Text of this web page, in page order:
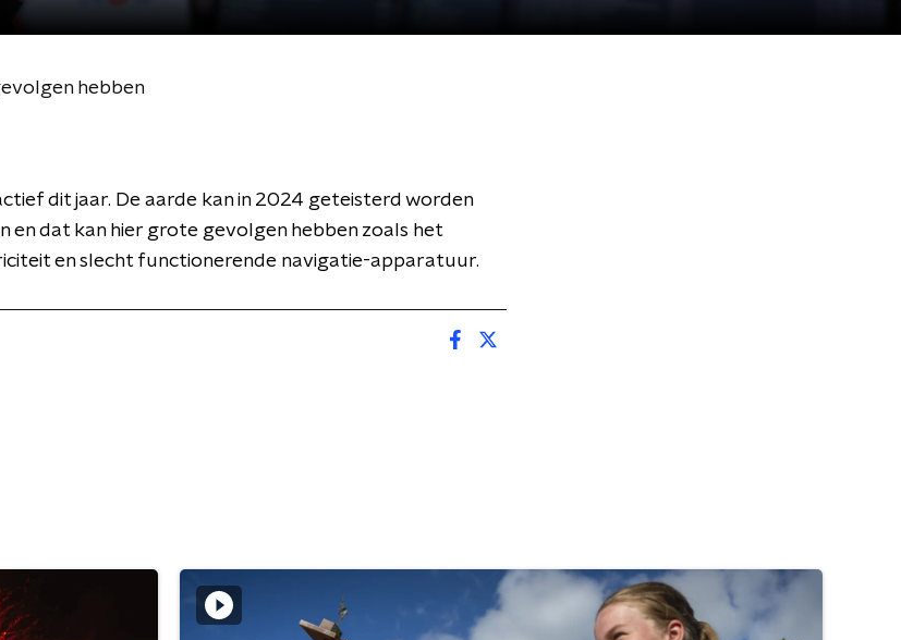
hebben
dit jaar. De aarde kan in 2024 geteisterd worden
en dat kan hier grote gevolgen hebben zoals het
en slecht functionerende navigatie-apparatuur.